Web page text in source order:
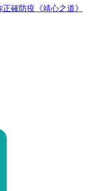
確防疫《靖心之道》